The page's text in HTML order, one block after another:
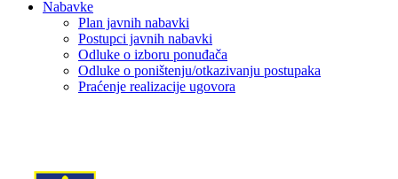
Nabavke
Plan javnih nabavki
Postupci javnih nabavki
Odluke o izboru ponuđača
Odluke o poništenju/otkazivanju postupaka
Praćenje realizacije ugovora